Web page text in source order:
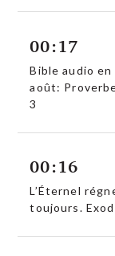
00:17
Bible audio
août:
3
00:16
L’Éternel
toujours.